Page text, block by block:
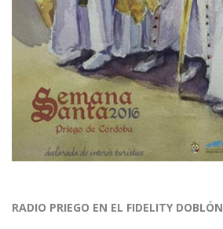
RADIO PRIEGO EN EL FIDELITY DOBLÓN